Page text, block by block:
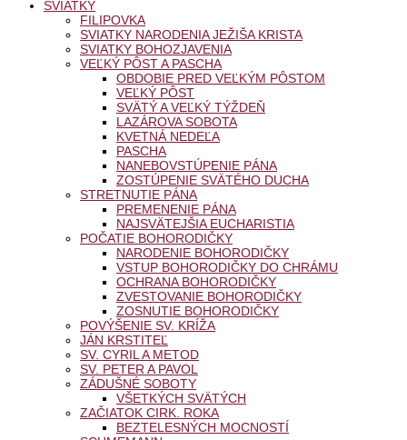
SVIATKY
FILIPOVKA
SVIATKY NARODENIA JEŽIŠA KRISTA
SVIATKY BOHOZJAVENIA
VEĽKÝ PÔST A PASCHA
OBDOBIE PRED VEĽKÝM PÔSTOM
VEĽKÝ PÔST
SVÄTÝ A VEĽKÝ TÝŽDEŇ
LAZÁROVA SOBOTA
KVETNÁ NEDEĽA
PASCHA
NANEBOVSTÚPENIE PÁNA
ZOSTÚPENIE SVÄTÉHO DUCHA
STRETNUTIE PÁNA
PREMENENIE PÁNA
NAJSVÄTEJŠIA EUCHARISTIA
POČATIE BOHORODIČKY
NARODENIE BOHORODIČKY
VSTUP BOHORODIČKY DO CHRÁMU
OCHRANA BOHORODIČKY
ZVESTOVANIE BOHORODIČKY
ZOSNUTIE BOHORODIČKY
POVÝŠENIE SV. KRÍŽA
JÁN KRSTITEĽ
SV. CYRIL A METOD
SV. PETER A PAVOL
ZÁDUŠNÉ SOBOTY
VŠETKÝCH SVÄTÝCH
ZAČIATOK CIRK. ROKA
BEZTELESNÝCH MOCNOSTÍ